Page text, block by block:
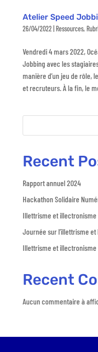
Atelier Speed
26/04/2022| Ressources,
Vendredi 4 mars 2022,
Jobbing avec les stagiaires
manière d’un jeu de rôle,
et recruteurs. À la fin, le
Recent
Rapport annuel 2024
Hackathon Solidaire
Illettrisme et illectronisme
Journée sur l’illettrisme et
Illettrisme et
Recent
Aucun commentaire à